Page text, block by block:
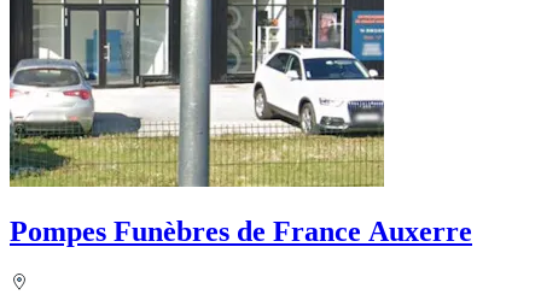
Pompes Funèbres de France Auxerre